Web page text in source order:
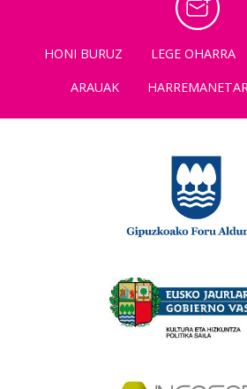
HONI BURUZ LEGE OHARRA
ARAUAK